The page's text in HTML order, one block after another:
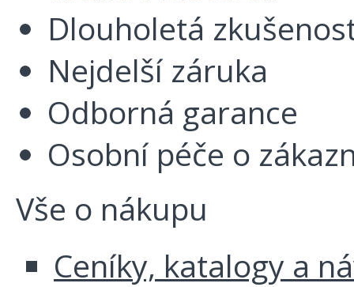
Dlouholetá
Nejdelší záruka
Odborná garance
Osobní péče o
Vše o nákupu
Ceníky, katalogy a